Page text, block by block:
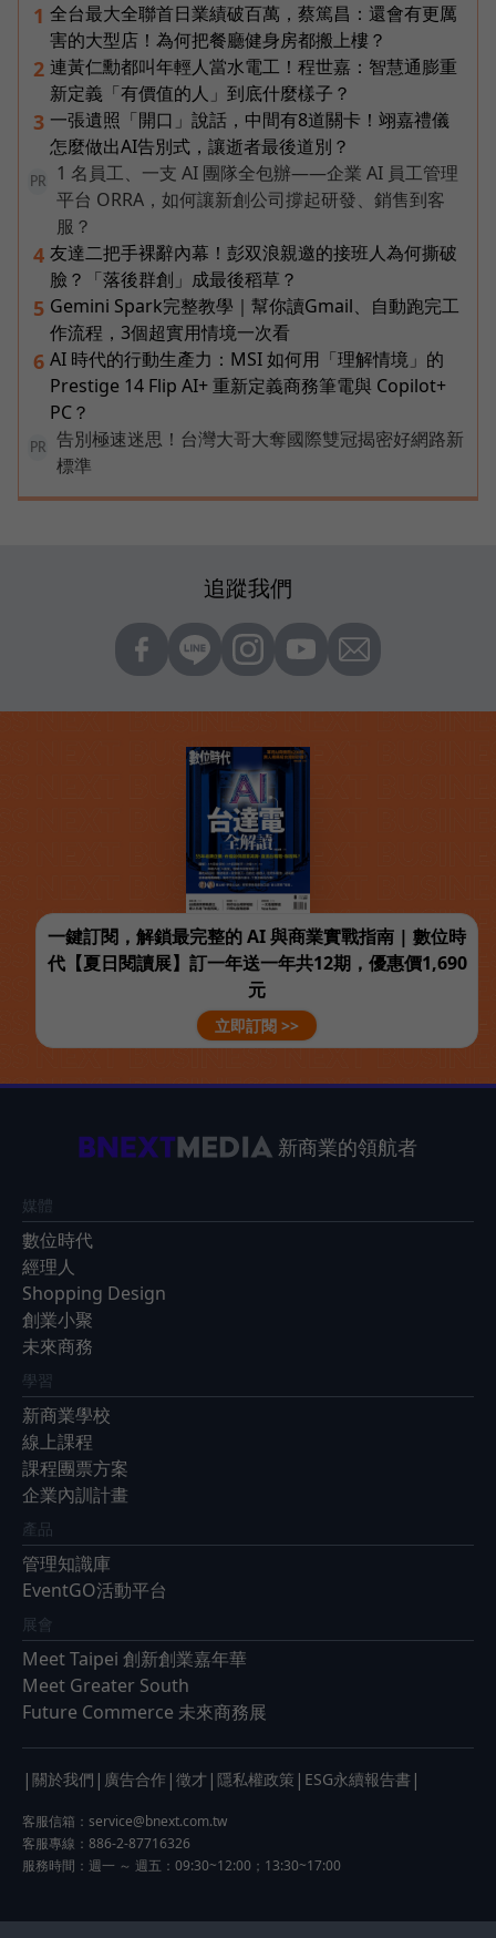
1 全台最大全聯首日業績破百萬，蔡篤昌：還會有更厲
害的大型店！為何把餐廳健身房都搬上樓？
2 連黃仁勳都叫年輕人當水電工！程世嘉：智慧通膨重
新定義「有價值的人」到底什麼樣子？
3 一張遺照「開口」說話，中間有8道關卡！翊嘉禮儀
怎麼做出AI告別式，讓逝者最後道別？
PR
1 名員工、一支 AI 團隊全包辦——企業 AI 員工管理
平台 ORRA，如何讓新創公司撐起研發、銷售到客
服？
4 友達二把手裸辭內幕！彭双浪親邀的接班人為何撕破
臉？「落後群創」成最後稻草？
5 Gemini Spark完整教學｜幫你讀Gmail、自動跑完工
作流程，3個超實用情境一次看
6 AI 時代的行動生產力：MSI 如何用「理解情境」的
Prestige 14 Flip AI+ 重新定義商務筆電與 Copilot+
PC？
PR
告別極速迷思！台灣大哥大奪國際雙冠揭密好網路新
標準
追蹤我們
一鍵訂閱，解鎖最完整的 AI 與商業實戰指南 | 數位時
代【夏日閱讀展】訂一年送一年共12期，優惠價1,690
元
立即訂閱 >>
新商業的領航者
媒體
數位時代
經理人
Shopping Design
創業小聚
未來商務
學習
新商業學校
線上課程
課程團票方案
企業內訓計畫
產品
管理知識庫
EventGO活動平台
展會
Meet Taipei 創新創業嘉年華
Meet Greater South
Future Commerce 未來商務展
| 關於我們 | 廣告合作 | 徵才 | 隱私權政策 | ESG永續報告書 |
客服信箱： service@bnext.com.tw
客服專線：886-2-87716326
服務時間：週一 ～ 週五：09:30~12:00；13:30~17:00